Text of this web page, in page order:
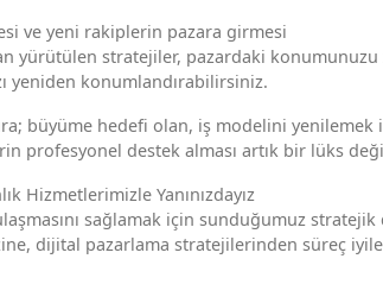
ve yeni rakiplerin pazara girmesi
yürütülen stratejiler, pazardaki konumunuzu
yeniden konumlandırabilirsiniz.
büyüme hedefi olan, iş modelini
profesyonel destek alması artık bir lüks
Hizmetlerimizle Yanınızdayız
sağlamak için sunduğumuz stratejik
dijital pazarlama stratejilerinden süreç